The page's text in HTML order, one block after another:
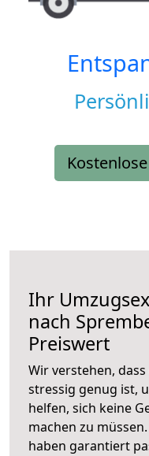
Ihr
nach
Preiswert
Wir verstehen,
stressig genug ist,
helfen, sich keine
machen zu
haben garantiert